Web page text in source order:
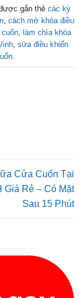
gắn thẻ các ký
cách mở khóa điều
, làm chìa khóa
, sửa điều khiển
Cửa Cuốn Tại
Giá Rẻ – Có Mặt
Sau 15 Phút